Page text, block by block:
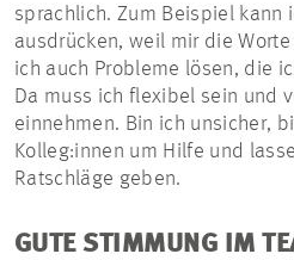
sprachlich. Zum Beispiel kann
ausdrücken, weil mir die
ich auch Probleme lösen, die
Da muss ich flexibel sein und
einnehmen. Bin ich unsicher,
Kolleg:innen um Hilfe und
Ratschläge geben.
GUTE STIMMUNG IM